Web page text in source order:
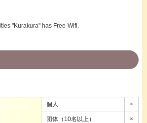
"Kurakura" has Free-Wifi.
個人 ×
団体（10名以上） ×